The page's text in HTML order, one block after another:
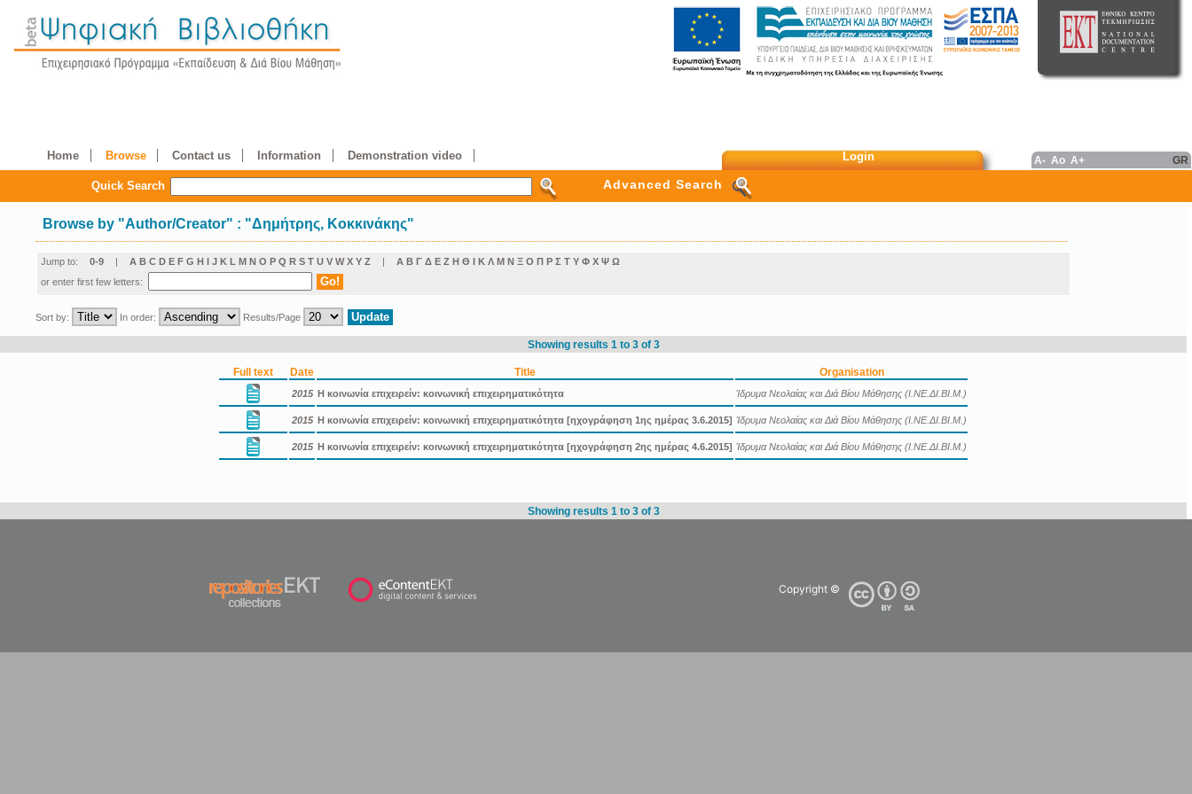
Home Browse Contact us Information Demonstration video Login A- Ao A+ GR
Quick Search Advanced Search
Browse by "Author/Creator" : "Δημήτρης, Κοκκινάκης"
Jump to: 0-9 | A B C D E F G H I J K L M N O P Q R S T U V W X Y Z | Α Β Γ Δ Ε Ζ Η Θ Ι Κ Λ Μ Ν Ξ Ο Π Ρ Σ Τ Υ Φ Χ Ψ Ω
or enter first few letters:
Sort by: In order: Results/Page
Showing results 1 to 3 of 3
Full text Date Title Organisation
2015 Η κοινωνία επιχειρείν: κοινωνική επιχειρηματικότητα Ίδρυμα Νεολαίας και Διά Βίου Μάθησης (Ι.ΝΕ.ΔΙ.ΒΙ.Μ.)
2015 Η κοινωνία επιχειρείν: κοινωνική επιχειρηματικότητα [ηχογράφηση 1ης ημέρας 3.6.2015] Ίδρυμα Νεολαίας και Διά Βίου Μάθησης (Ι.ΝΕ.ΔΙ.ΒΙ.Μ.)
2015 Η κοινωνία επιχειρείν: κοινωνική επιχειρηματικότητα [ηχογράφηση 2ης ημέρας 4.6.2015] Ίδρυμα Νεολαίας και Διά Βίου Μάθησης (Ι.ΝΕ.ΔΙ.ΒΙ.Μ.)
Showing results 1 to 3 of 3